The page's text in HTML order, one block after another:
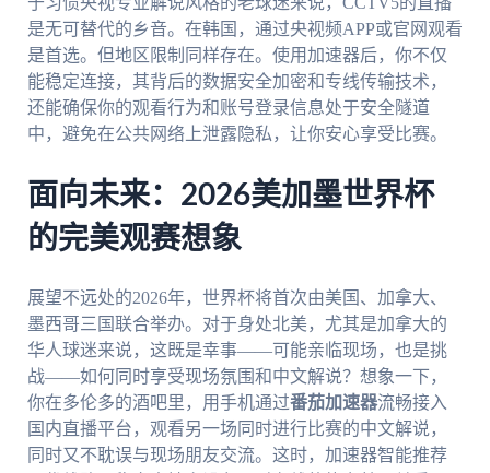
是无可替代的乡音。在韩国，通过央视频APP或官网观看
是首选。但地区限制同样存在。使用加速器后，你不仅
能稳定连接，其背后的数据安全加密和专线传输技术，
还能确保你的观看行为和账号登录信息处于安全隧道
中，避免在公共网络上泄露隐私，让你安心享受比赛。
面向未来：2026美加墨世界杯
的完美观赛想象
展望不远处的2026年，世界杯将首次由美国、加拿大、
墨西哥三国联合举办。对于身处北美，尤其是加拿大的
华人球迷来说，这既是幸事——可能亲临现场，也是挑
战——如何同时享受现场氛围和中文解说？想象一下，
你在多伦多的酒吧里，用手机通过番茄加速器流畅接入
国内直播平台，观看另一场同时进行比赛的中文解说，
同时又不耽误与现场朋友交流。这时，加速器智能推荐